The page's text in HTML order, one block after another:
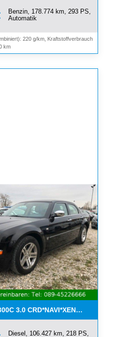
Benzin, 178.774 km, 293 PS,
Automatik
220 g/km, Kraftstoffverbrauch
km
3.0
Diesel, 106.427 km, 218 PS,